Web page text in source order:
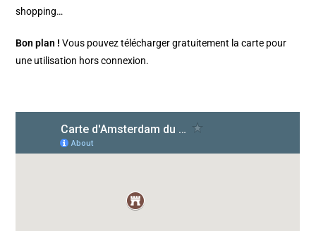
shopping…
Bon plan ! Vous pouvez télécharger gratuitement la carte pour
une utilisation hors connexion.